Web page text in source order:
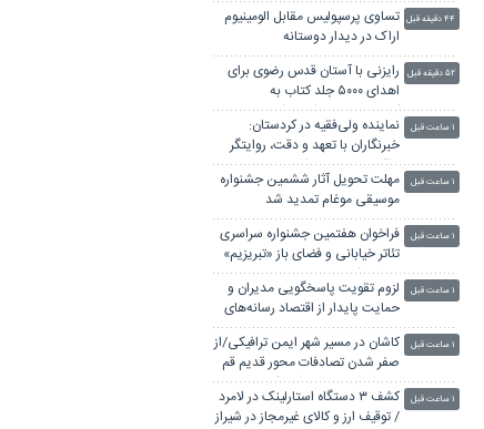
تساوی پرسپولیس مقابل الومینیوم
اراک در دیدار دوستانه
۴۴ دقیقه قبل
رایزنی با آستان قدس رضوی برای
اهدای ۵۰۰۰ جلد کتاب به
کتابخانه‌های خراسان شمالی
۵۲ دقیقه قبل
نماینده ولی‌فقیه در کردستان:
خبرنگاران با تعهد و دقت، روایتگر
واقعیات جامعه باشند
۱ ساعت قبل
مهلت تحویل آثار ششمین جشنواره
موسیقی موغام تمدید شد
۱ ساعت قبل
فراخوان هفتمین جشنواره سراسری
تئاتر خیابانی و فضای باز «تبریزیم»
منتشر شد
۱ ساعت قبل
لزوم تقویت پاسخگویی مدیران و
حمایت پایدار از اقتصاد رسانه‌های
محلی
۱ ساعت قبل
کاشان در مسیر شهر ایمن ترافیکی/از
صفر شدن تصادفات محور قدیم قم
تا هشدار درباره حوادث کویر
۱ ساعت قبل
کشف ۳ دستگاه استارلینک در لامرد
/ توقیف ارز و کالای غیرمجاز در شیراز
۱ ساعت قبل